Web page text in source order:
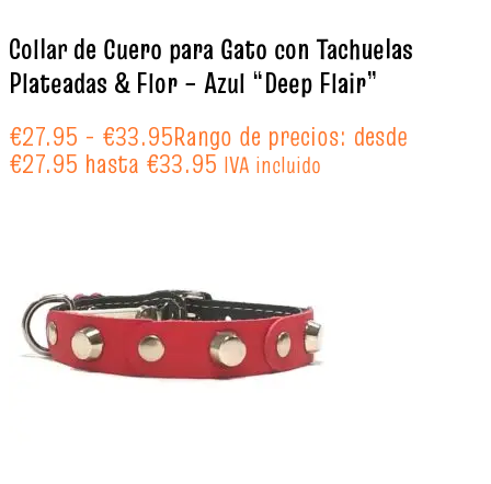
Collar de Cuero para Gato con Tachuelas
Plateadas & Flor – Azul “Deep Flair”
€27.95 - €33.95Rango de precios: desde
€27.95 hasta €33.95 IVA incluido